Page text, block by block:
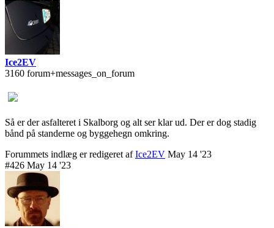
Ice2EV
3160 forum+messages_on_forum
Så er der asfalteret i Skalborg og alt ser klar ud. Der er dog stadig
bånd på standerne og byggehegn omkring.
Forummets indlæg er redigeret afIce2EV May 14 '23
#426 May 14 '23